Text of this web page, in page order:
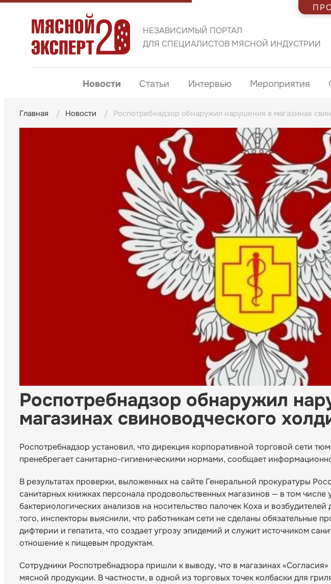
НЕЗАВИСИМЫЙ ПОРТАЛ
ДЛЯ СПЕЦИАЛИСТОВ МЯСНОЙ ИНДУСТРИИ
Новости Статьи Интервью Мероприятия
Главная Новости Роспотребнадзор обнаружил нарушения в магазинах
Роспотребнадзор обнаружил
магазинах свиноводческого
Роспотребнадзор установил, что дирекция корпоративной торговой сети
пренебрегает санитарно-гигиеническими нормами, сообщает
В результатах проверки, выложенных на сайте Генеральной прокуратуры
санитарных книжках персонала продовольственных магазинов — в том числе
бактериологических анализов на носительство палочек Коха и
того, инспекторы выяснили, что работникам сети не сделаны обязательные
дифтерии и гепатита, что создает угрозу эпидемий и служит источником
отношение к пищевым продуктам.
Сотрудники Роспотребнадзора пришли к выводу, что в магазинах
мясной продукции. В частности, в одной из торговых точек колбаски для